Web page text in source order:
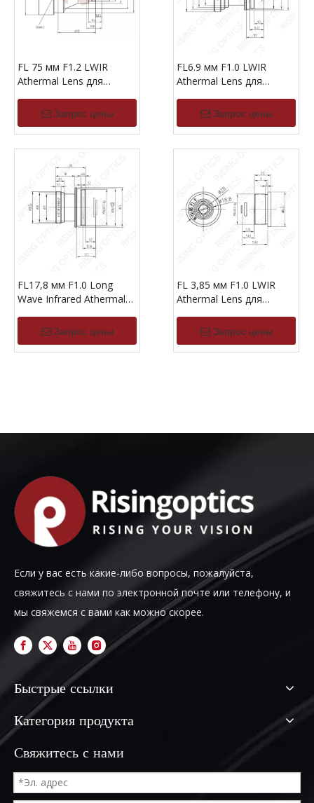
FL 75 мм F1.2 LWIR
Athermal Lens для
17UM.
Запрос цены
FL6.9 мм F1.0 LWIR
Athermal Lens для
Запрос цены
FL17,8 мм F1.0 Long
Wave Infrared Athermal
Запрос цены
FL 3,85 мм F1.0 LWIR
Athermal Lens для
Запрос цены
Если у вас есть какие-либо вопросы, пожалуйста,
свяжитесь с нами по электронной почте или телефону, и
мы свяжемся с вами как можно скорее.
Быстрые ссылки
Категория продукта
Свяжитесь с нами